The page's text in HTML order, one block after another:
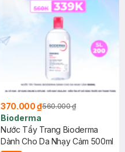
370.000 ₫560.000 ₫
Bioderma
Nước Tẩy Trang Bioderma
Dành Cho Da Nhạy Cảm 500ml